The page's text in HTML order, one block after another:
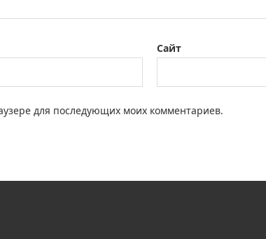
Сайт
для последующих моих комментариев.